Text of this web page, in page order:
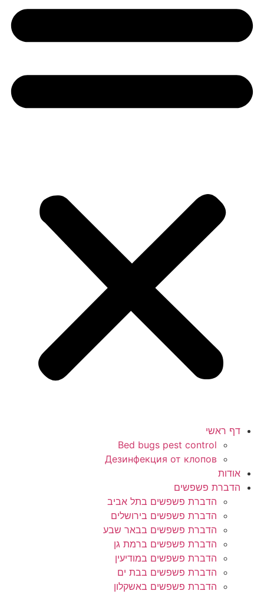
דף ראשי
Bed bugs pest control
Дезинфекция от клопов
אודות
הדברת פשפשים
הדברת פשפשים בתל אביב
הדברת פשפשים בירושלים
הדברת פשפשים בבאר שבע
הדברת פשפשים ברמת גן
הדברת פשפשים במודיעין
הדברת פשפשים בבת ים
הדברת פשפשים באשקלון